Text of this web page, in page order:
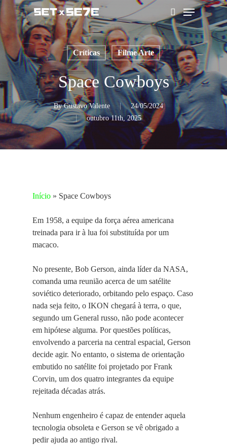
Skip
to
main
content
pesquisar
Menu
Críticas Filme Arte
Space Cowboys
By Gustavo Valente
24/05/2024
outubro 11th, 2025
Início » Space Cowboys
Em 1958, a equipe da força aérea americana
treinada para ir à lua foi substituída por um
macaco.
No presente, Bob Gerson, ainda líder da NASA,
comanda uma reunião acerca de um satélite
soviético deteriorado, orbitando pelo espaço. Caso
nada seja feito, o IKON chegará à terra, o que,
segundo um General russo, não pode acontecer
em hipótese alguma. Por questões políticas,
envolvendo a parceria na central espacial, Gerson
decide agir. No entanto, o sistema de orientação
embutido no satélite foi projetado por Frank
Corvin, um dos quatro integrantes da equipe
rejeitada décadas atrás.
Nenhum engenheiro é capaz de entender aquela
tecnologia obsoleta e Gerson se vê obrigado a
pedir ajuda ao antigo rival.